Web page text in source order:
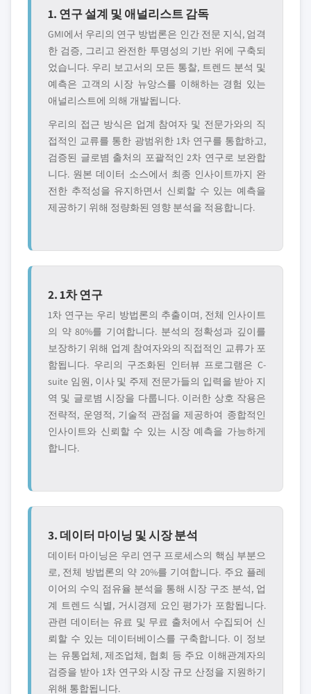
1. 연구 설계 및 애널리스트 감독
GMI에서 우리의 연구 방법론은 인간 전문 지식, 엄격
한 검증, 그리고 완전한 투명성의 기반 위에 구축되
었습니다. 우리 보고서의 모든 통찰, 트렌드 분석 및
예측은 고객의 시장 뉴앙스를 이해하는 경험 있는
애널리스트에 의해 개발됩니다.
우리의 접근 방식은 업계 참여자 및 전문가와의 직
접적인 교류를 통한 광범위한 1차 연구를 통합하고,
검증된 글로볌 출처의 포괄적인 2차 연구로 보완합
니다. 원본 데이터 소스에서 최종 인사이트까지 완
전한 추적성을 유지하면서 신뢰할 수 있는 예측을
제공하기 위해 정량화된 영향 분석을 적용합니다.
2. 1차 연구
1차 연구는 우리 방법론의 추출이며, 전체 인사이트
의 약 80%를 기여합니다. 분석의 정확성과 깊이를
보장하기 위해 업계 참여자와의 직접적인 교류가 포
함됩니다. 우리의 구조화된 인터뷰 프로그램은 C-
suite 임원, 이사 및 주제 전문가들의 입력을 받아 지
역 및 글로볌 시장을 다룹니다. 이러한 상호 작용은
전략적, 운영적, 기술적 관점을 제공하여 종합적인
인사이트와 신뢰할 수 있는 시장 예측을 가능하게
합니다.
3. 데이터 마이닝 및 시장 분석
데이터 마이닝은 우리 연구 프로세스의 핵심 부분으
로, 전체 방법론의 약 20%를 기여합니다. 주요 플레
이어의 수익 점유율 분석을 통해 시장 구조 분석, 업
계 트렌드 식별, 거시경제 요인 평가가 포함됩니다.
관련 데이터는 유료 및 무료 출처에서 수집되어 신
뢰할 수 있는 데이터베이스를 구축합니다. 이 정보
는 유통업체, 제조업체, 협회 등 주요 이해관계자의
검증을 받아 1차 연구와 시장 규모 산정을 지원하기
위해 통합됩니다.